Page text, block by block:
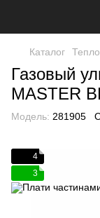
Каталог
Газовый
MASTER
Модель: 281905
4
3